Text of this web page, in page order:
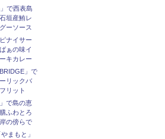
で西表島
垣産鮪レ
ーソース
ナイサー
ぁの味イ
キカレー
」で
リックバ
リット
で島の恵
ふわとろ
の傍らで
まもと」